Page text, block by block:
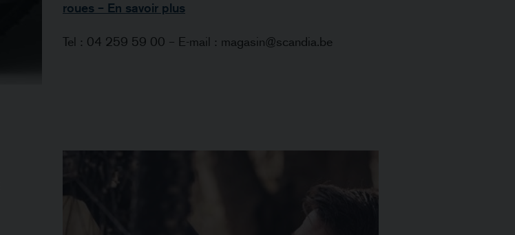
roues – En savoir plus
Tel : 04 259 59 00 – E-mail : magasin@scandia.be